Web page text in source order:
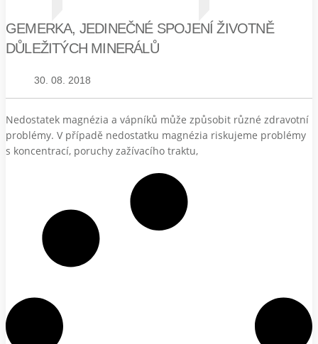
GEMERKA, JEDINEČNÉ SPOJENÍ ŽIVOTNĚ
DŮLEŽITÝCH MINERÁLŮ
30. 08. 2018
Nedostatek magnézia a vápníků může způsobit různé zdravotní
problémy. V případě nedostatku magnézia riskujeme problémy
s koncentrací, poruchy zažívacího traktu,